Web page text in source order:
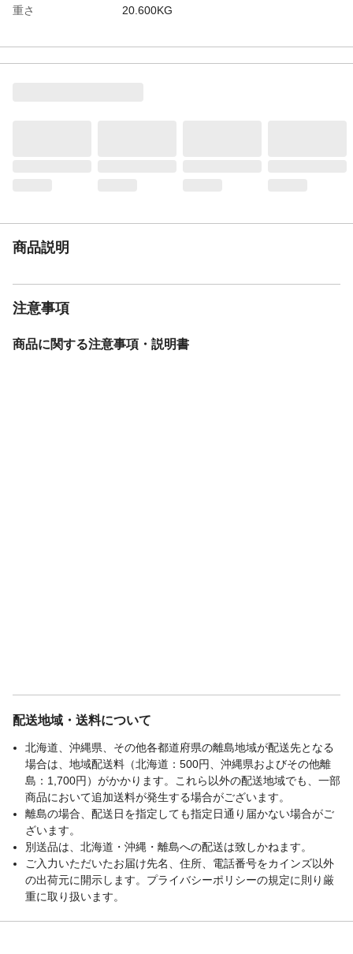
重さ
20.600KG
商品説明
注意事項
商品に関する注意事項・説明書
配送地域・送料について
北海道、沖縄県、その他各都道府県の離島地域が配送先となる
場合は、地域配送料（北海道：500円、沖縄県およびその他離
島：1,700円）がかかります。これら以外の配送地域でも、一部
商品において追加送料が発生する場合がございます。
離島の場合、配送日を指定しても指定日通り届かない場合がご
ざいます。
別送品は、北海道・沖縄・離島への配送は致しかねます。
ご入力いただいたお届け先名、住所、電話番号をカインズ以外
の出荷元に開示します。プライバシーポリシーの規定に則り厳
重に取り扱います。